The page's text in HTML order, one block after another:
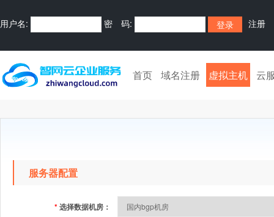
用户名: 密 码: 注册
首页 域名注册 虚拟主机 云
服务器配置
*选择数据机房：